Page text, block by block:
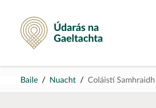
Údarás na Gaeltachta
Baile Nuacht Coláistí Samhraidh